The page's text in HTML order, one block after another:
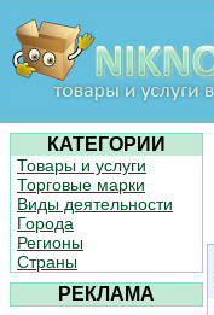
КАТЕГОРИИ
Товары и услуги
Торговые марки
Виды деятельности
Города
Регионы
Страны
РЕКЛАМА